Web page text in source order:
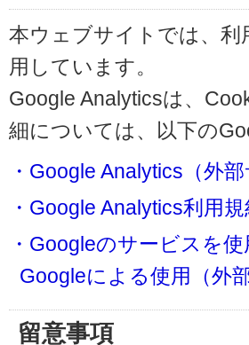
本ウェブサイトでは、利
用しています。
Google Analyticsは、
細については、以下の
・Google Analytics（外
・Google Analytics利用
・Googleのサービスを
Googleによる使用（外
留意事項